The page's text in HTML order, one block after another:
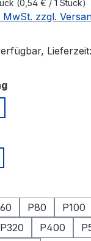
(0,54 € / 1 Stück)
MwSt. zzgl.
auswählen
P80 P100
P320 P400